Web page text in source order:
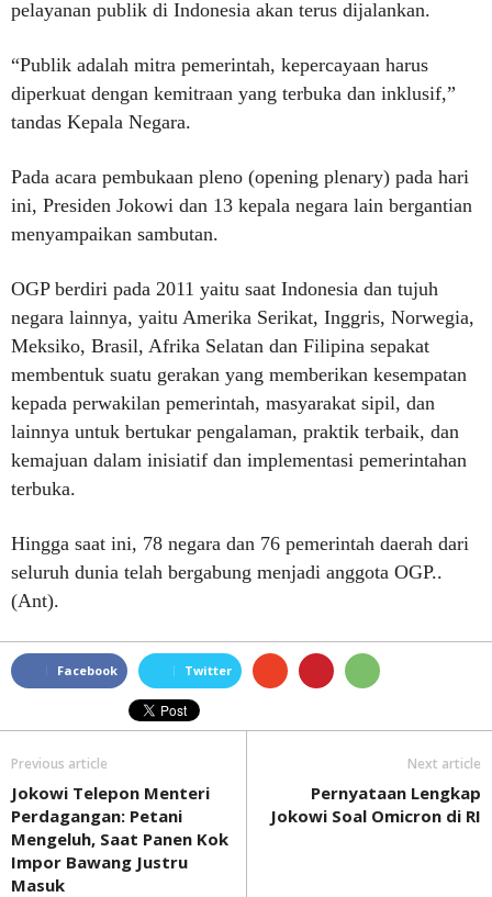
pelayanan publik di Indonesia akan terus dijalankan.
“Publik adalah mitra pemerintah, kepercayaan harus
diperkuat dengan kemitraan yang terbuka dan inklusif,”
tandas Kepala Negara.
Pada acara pembukaan pleno (opening plenary) pada hari
ini, Presiden Jokowi dan 13 kepala negara lain bergantian
menyampaikan sambutan.
OGP berdiri pada 2011 yaitu saat Indonesia dan tujuh
negara lainnya, yaitu Amerika Serikat, Inggris, Norwegia,
Meksiko, Brasil, Afrika Selatan dan Filipina sepakat
membentuk suatu gerakan yang memberikan kesempatan
kepada perwakilan pemerintah, masyarakat sipil, dan
lainnya untuk bertukar pengalaman, praktik terbaik, dan
kemajuan dalam inisiatif dan implementasi pemerintahan
terbuka.
Hingga saat ini, 78 negara dan 76 pemerintah daerah dari
seluruh dunia telah bergabung menjadi anggota OGP..
(Ant).
Facebook Twitter
Previous article
Jokowi Telepon Menteri
Perdagangan: Petani
Mengeluh, Saat Panen Kok
Impor Bawang Justru
Masuk
Next article
Pernyataan Lengkap
Jokowi Soal Omicron di RI